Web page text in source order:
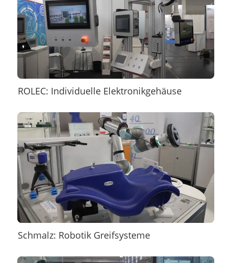
ROLEC: Individuelle Elektronikgehäuse
Schmalz: Robotik Greifsysteme